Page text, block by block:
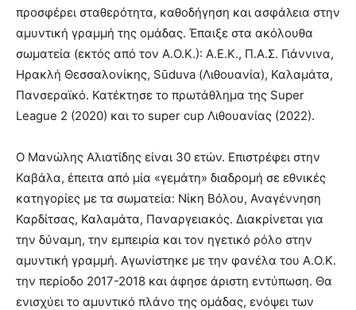
προσφέρει σταθερότητα, καθοδήγηση και ασφάλεια στην
αμυντική γραμμή της ομάδας. Έπαιξε στα ακόλουθα
σωματεία (εκτός από τον Α.Ο.Κ.): Α.Ε.Κ., Π.Α.Σ. Γιάννινα,
Ηρακλή Θεσσαλονίκης, Sūduva (Λιθουανία), Καλαμάτα,
Πανσεραϊκό. Κατέκτησε το πρωτάθλημα της Super
League 2 (2020) και το super cup Λιθουανίας (2022).
Ο Μανώλης Αλιατίδης είναι 30 ετών. Επιστρέφει στην
Καβάλα, έπειτα από μία «γεμάτη» διαδρομή σε εθνικές
κατηγορίες με τα σωματεία: Νίκη Βόλου, Αναγέννηση
Καρδίτσας, Καλαμάτα, Παναργειακός. Διακρίνεται για
την δύναμη, την εμπειρία και τον ηγετικό ρόλο στην
αμυντική γραμμή. Αγωνίστηκε με την φανέλα του Α.Ο.Κ.
την περίοδο 2017-2018 και άφησε άριστη εντύπωση. Θα
ενισχύει το αμυντικό πλάνο της ομάδας, ενόψει των